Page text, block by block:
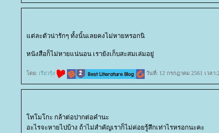
ต่ละตัวน่ารักๆ ทั้งนั้นเลยคงไม่หายหรอกนิ
หนังสือก็ไม่หายแน่นอน เรายังเก็บสะสมเล่มอยู่
ดย: เรียวรุ้ง วันที่: 12 กรกฎาคม 2561 เวลา
ทโมโกะ กล้าต่อปากต่อคำนะ
อะไรจะหายไปบ้าง ถ้าไม่สำคัญเราก็ไม่ค่อยรู้สึกเท่าไรหรอกนะคะ